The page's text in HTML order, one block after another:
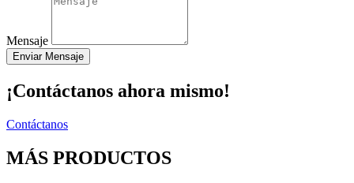
Mensaje
Enviar Mensaje
¡Contáctanos ahora mismo!
Contáctanos
MÁS PRODUCTOS